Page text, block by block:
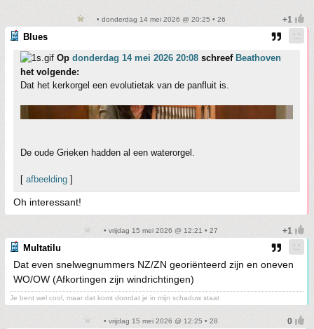
• donderdag 14 mei 2026 @ 20:25 • 26
Blues
Op donderdag 14 mei 2026 20:08 schreef Beathoven
het volgende:
Dat het kerkorgel een evolutietak van de panfluit is.
De oude Grieken hadden al een waterorgel.
[ afbeelding ]
Oh interessant!
• vrijdag 15 mei 2026 @ 12:21 • 27
Multatilu
Dat even snelwegnummers NZ/ZN georiënteerd zijn en oneven
WO/OW (Afkortingen zijn windrichtingen)
Je bent wel cool, maar dat komt doordat je in mijn schaduw staat
• vrijdag 15 mei 2026 @ 12:25 • 28